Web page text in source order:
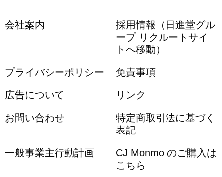
会社案内
採用情報（日進堂グル
ープ リクルートサイ
トへ移動）
プライバシーポリシー 免責事項
広告について リンク
お問い合わせ
特定商取引法に基づく
表記
一般事業主行動計画
CJ Monmo のご購入は
こちら